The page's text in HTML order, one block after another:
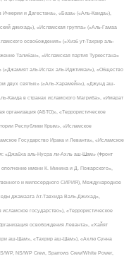
и Дагестана», «База» («Аль-Каида»),
джихад»), «Исламская группа» («Аль-Гамаа
освобождения» («Хизб ут-Тахрир аль-
Талибан», «Исламская партия Туркестана»
аль-Ислах аль-Иджтимаи»), «Общество
двух святых» («Аль-Харамейн»), «Джунд аш-
Каида в странах исламского Магриба», «Имарат
организация (АБТО)», «Террористическое
Республики Крым», «Исламское
Государство Ирака и Леванта», «Исламское
«Джабха аль-Нусра ли-Ахль аш-Шам» (Фронт
имени К. Минина и Д. Пожарского»,
и милосердного СИРИЯ), Международное
джамаата Ат-Тавхида Валь-Джихад»,
государство»), «Террористическое
освобождения Леванта», «Хайят
аш-Шам», «Тахрир аш-Шам»), «Ахлю Сунна
NS/WP Crew, Sparrows Crew/White Power,